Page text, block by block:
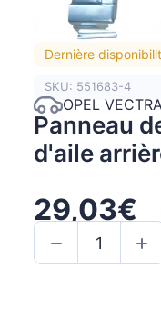
Dernière
SKU: 551683-4
OPEL
Panneau
d'aile
29,03€